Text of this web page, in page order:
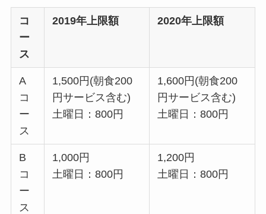
コ
ー
ス
2019年上限額 2020年上限額
A
コ
ー
ス
1,500円(朝食200
円サービス含む)
土曜日：800円
1,600円(朝食200
円サービス含む)
土曜日：800円
B
コ
ー
ス
1,000円
土曜日：800円
1,200円
土曜日：800円